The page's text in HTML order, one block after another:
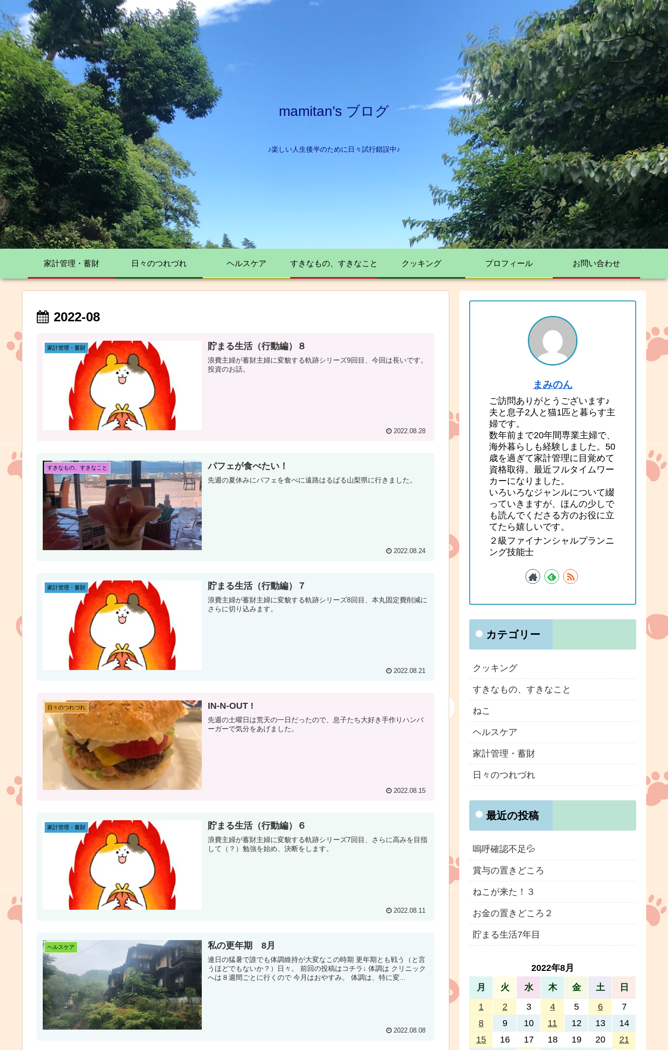
mamitan's ブログ
♪楽しい人生後半のために日々試行錯誤中♪
家計管理・蓄財 日々のつれづれ ヘルスケア すきなもの、すきなこと クッキング プロフィール お問い合わせ
2022-08
家計管理・蓄財 貯まる生活（行動編）８
浪費主婦が蓄財主婦に変貌する軌跡シリーズ9回目、今回は長いです。
投資のお話。
2022.08.28
すきなもの、すきなこと パフェが食べたい！
先週の夏休みにパフェを食べに遠路はるばる山梨県に行きました。
2022.08.24
家計管理・蓄財 貯まる生活（行動編）７
浪費主婦が蓄財主婦に変貌する軌跡シリーズ8回目、本丸固定費削減に
さらに切り込みます。
2022.08.21
日々のつれづれ IN-N-OUT !
先週の土曜日は荒天の一日だったので、息子たち大好き手作りハンバ
ーガーで気分をあげました。
2022.08.15
家計管理・蓄財 貯まる生活（行動編）６
浪費主婦が蓄財主婦に変貌する軌跡シリーズ7回目、さらに高みを目指
して（？）勉強を始め、決断をします。
2022.08.11
ヘルスケア 私の更年期 8月
連日の猛暑で誰でも体調維持が大変なこの時期 更年期とも戦う（と言
うほどでもないか？）日々。 前回の投稿はコチラ↓ 体調は クリニック
へは８週間ごとに行くので 今月はおやすみ。 体調は、特に変...
2022.08.08
まみのん
ご訪問ありがとうございます♪
夫と息子2人と猫1匹と暮らす主
婦です。
数年前まで20年間専業主婦で、
海外暮らしも経験しました。50
歳を過ぎて家計管理に目覚めて
資格取得。最近フルタイムワー
カーになりました。
いろいろなジャンルについて綴
っていきますが、ほんの少しで
も読んでくださる方のお役に立
てたら嬉しいです。
２級ファイナンシャルプランニ
ング技能士
カテゴリー
クッキング
すきなもの、すきなこと
ねこ
ヘルスケア
家計管理・蓄財
日々のつれづれ
最近の投稿
嗚呼確認不足💦
賞与の置きどころ
ねこが来た！３
お金の置きどころ２
貯まる生活7年目
2022年8月
月
火 水 木 金 土
日
1
2 3 4 5 6
7
8
9 10 11 12 13
14
15
16 17 18 19 20
21